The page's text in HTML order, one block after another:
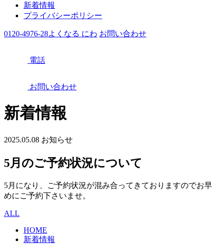
新着情報
プライバシーポリシー
0120-4976-28よくなる にわ お問い合わせ
電話
お問い合わせ
新着情報
2025.05.08 お知らせ
5月のご予約状況について
5月になり、ご予約状況が混み合ってきておりますのでお早
めにご予約下さいませ。
ALL
HOME
新着情報